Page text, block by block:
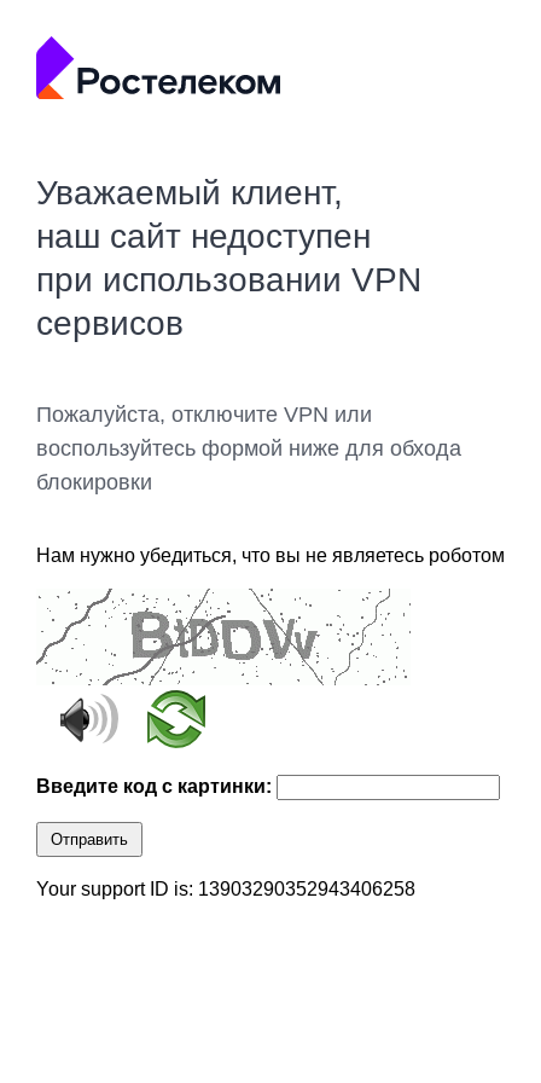
Уважаемый клиент,
наш сайт недоступен
при использовании VPN
сервисов
Пожалуйста, отключите VPN или
воспользуйтесь формой ниже для обхода
блокировки
Нам нужно убедиться, что вы не являетесь роботом
Введите код с картинки:
Отправить
Your support ID is: 13903290352943406258